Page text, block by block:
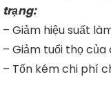
trạng:
– Giảm hiệu suất
– Giảm tuổi thọ
– Tốn kém chi phí